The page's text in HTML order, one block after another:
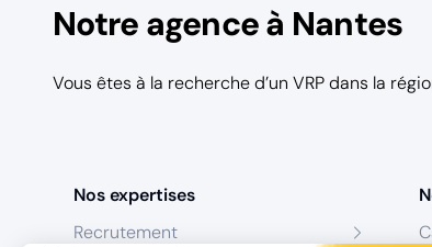
Notre agence à Nantes
Vous êtes à la recherche d’un VRP dans la
Nos expertises
Recrutement